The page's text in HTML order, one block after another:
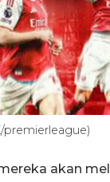
premierleague)
akan